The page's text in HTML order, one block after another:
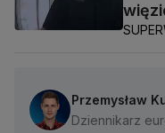
Przemysław
Dziennikarz